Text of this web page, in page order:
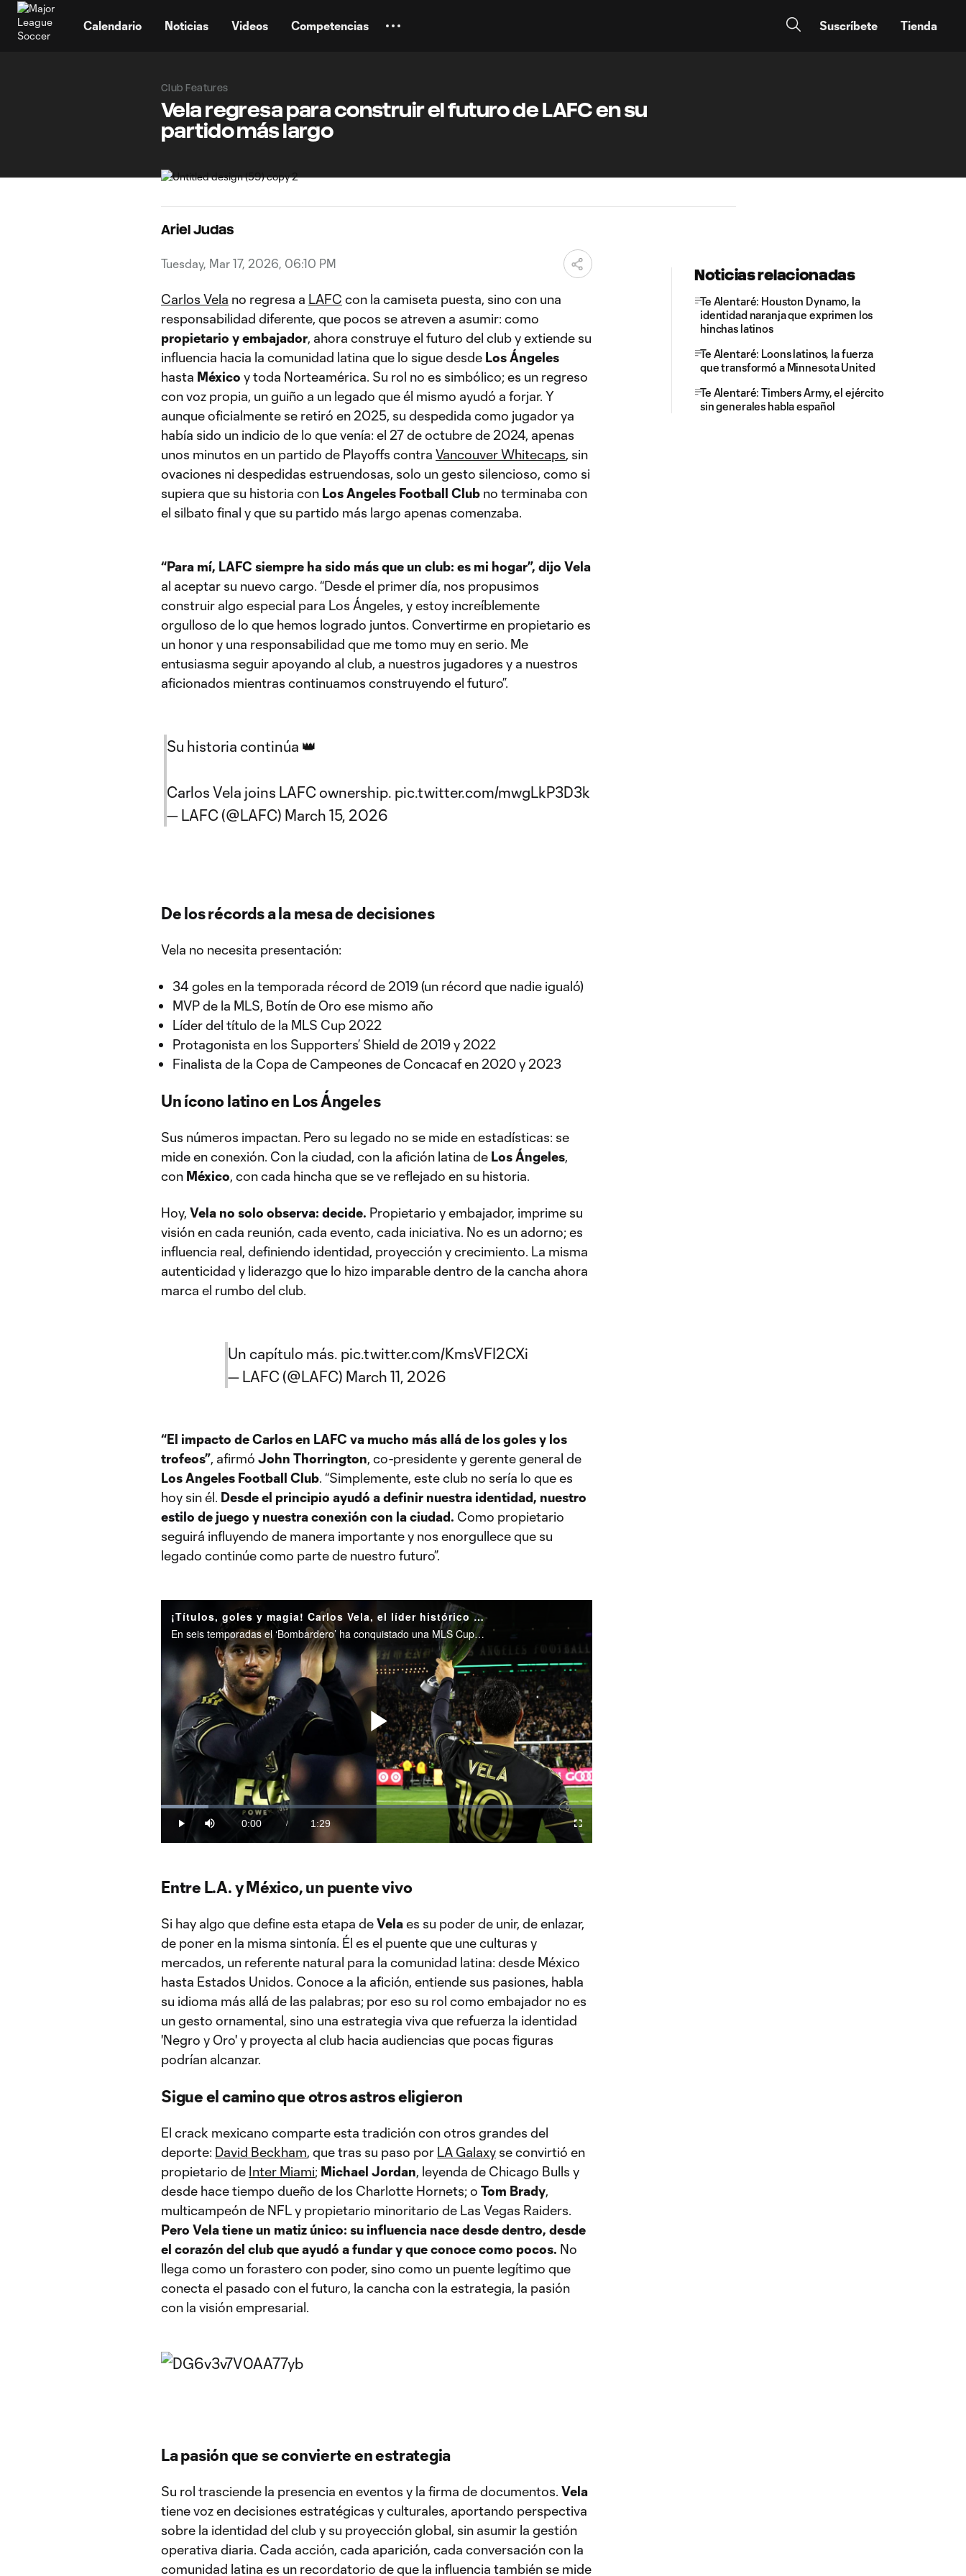
Calendario Noticias Videos Competencias Suscríbete Tienda
Club Features
Vela regresa para construir el futuro de LAFC en su
partido más largo
Ariel Judas
Tuesday, Mar 17, 2026, 06:10 PM
Carlos Vela no regresa a LAFC con la camiseta puesta, sino con una
responsabilidad diferente, que pocos se atreven a asumir: como
propietario y embajador, ahora construye el futuro del club y extiende su
influencia hacia la comunidad latina que lo sigue desde Los Ángeles
hasta México y toda Norteamérica. Su rol no es simbólico; es un regreso
con voz propia, un guiño a un legado que él mismo ayudó a forjar. Y
aunque oficialmente se retiró en 2025, su despedida como jugador ya
había sido un indicio de lo que venía: el 27 de octubre de 2024, apenas
unos minutos en un partido de Playoffs contra Vancouver Whitecaps, sin
ovaciones ni despedidas estruendosas, solo un gesto silencioso, como si
supiera que su historia con Los Angeles Football Club no terminaba con
el silbato final y que su partido más largo apenas comenzaba.
“Para mí, LAFC siempre ha sido más que un club: es mi hogar”, dijo Vela
al aceptar su nuevo cargo. “Desde el primer día, nos propusimos
construir algo especial para Los Ángeles, y estoy increíblemente
orgulloso de lo que hemos logrado juntos. Convertirme en propietario es
un honor y una responsabilidad que me tomo muy en serio. Me
entusiasma seguir apoyando al club, a nuestros jugadores y a nuestros
aficionados mientras continuamos construyendo el futuro”.
Su historia continúa 👑
Carlos Vela joins LAFC ownership. pic.twitter.com/mwgLkP3D3k
— LAFC (@LAFC) March 15, 2026
De los récords a la mesa de decisiones
Vela no necesita presentación:
34 goles en la temporada récord de 2019 (un récord que nadie igualó)
MVP de la MLS, Botín de Oro ese mismo año
Líder del título de la MLS Cup 2022
Protagonista en los Supporters’ Shield de 2019 y 2022
Finalista de la Copa de Campeones de Concacaf en 2020 y 2023
Un ícono latino en Los Ángeles
Sus números impactan. Pero su legado no se mide en estadísticas: se
mide en conexión. Con la ciudad, con la afición latina de Los Ángeles,
con México, con cada hincha que se ve reflejado en su historia.
Hoy, Vela no solo observa: decide. Propietario y embajador, imprime su
visión en cada reunión, cada evento, cada iniciativa. No es un adorno; es
influencia real, definiendo identidad, proyección y crecimiento. La misma
autenticidad y liderazgo que lo hizo imparable dentro de la cancha ahora
marca el rumbo del club.
Un capítulo más. pic.twitter.com/KmsVFI2CXi
— LAFC (@LAFC) March 11, 2026
“El impacto de Carlos en LAFC va mucho más allá de los goles y los
trofeos”, afirmó John Thorrington, co-presidente y gerente general de
Los Angeles Football Club. “Simplemente, este club no sería lo que es
hoy sin él. Desde el principio ayudó a definir nuestra identidad, nuestro
estilo de juego y nuestra conexión con la ciudad. Como propietario
seguirá influyendo de manera importante y nos enorgullece que su
legado continúe como parte de nuestro futuro”.
¡Títulos, goles y magia! Carlos Vela, el líder histórico de LAFC
En seis temporadas el ‘Bombardero’ ha conquistado una MLS Cup, dos títulos de la Conferencia Oeste, dos Supporters' Shield, una Bota de Oro y fue elegido como MVP en 2019.
Play
Video
Play Mute
Current
Time
0:00 /
Duration
1:29
Loaded:
Fullscreen
Difundir
a
Chromecast
Entre L.A. y México, un puente vivo
Si hay algo que define esta etapa deVelaes su poder de unir, de enlazar,
de poner en la misma sintonía. Él es el puente que une culturas y
mercados, un referente natural para la comunidad latina: desde México
hasta Estados Unidos. Conoce a la afición, entiende sus pasiones, habla
su idioma más allá de las palabras; por eso su rol como embajador no es
un gesto ornamental, sino una estrategia viva que refuerza la identidad
'Negro y Oro' y proyecta al club hacia audiencias que pocas figuras
podrían alcanzar.
Sigue el camino que otros astros eligieron
El crack mexicano comparte esta tradición con otros grandes del
deporte: David Beckham, que tras su paso por LA Galaxy se convirtió en
propietario de Inter Miami; Michael Jordan, leyenda de Chicago Bulls y
desde hace tiempo dueño de los Charlotte Hornets; o Tom Brady,
multicampeón de NFL y propietario minoritario de Las Vegas Raiders.
Pero Vela tiene un matiz único: su influencia nace desde dentro, desde
el corazón del club que ayudó a fundar y que conoce como pocos. No
llega como un forastero con poder, sino como un puente legítimo que
conecta el pasado con el futuro, la cancha con la estrategia, la pasión
con la visión empresarial.
La pasión que se convierte en estrategia
Su rol trasciende la presencia en eventos y la firma de documentos. Vela
tiene voz en decisiones estratégicas y culturales, aportando perspectiva
sobre la identidad del club y su proyección global, sin asumir la gestión
operativa diaria. Cada acción, cada aparición, cada conversación con la
comunidad latina es un recordatorio de que la influencia también se mide
Noticias relacionadas
Te Alentaré: Houston Dynamo, la
identidad naranja que exprimen los
hinchas latinos
Te Alentaré: Loons latinos, la fuerza
que transformó a Minnesota United
Te Alentaré: Timbers Army, el ejército
sin generales habla español